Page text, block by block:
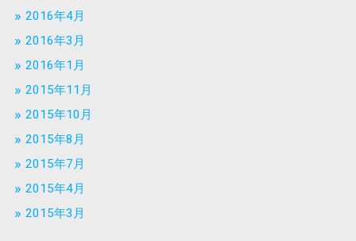
2016年4月
2016年3月
2016年1月
2015年11月
2015年10月
2015年8月
2015年7月
2015年4月
2015年3月